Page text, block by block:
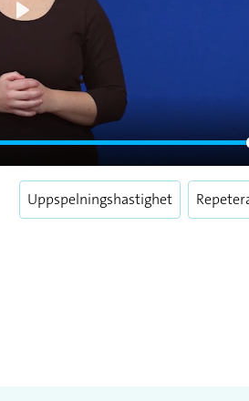
Uppspelningshastighet